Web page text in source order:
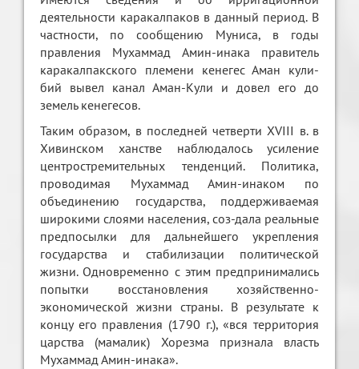
деятельности каракалпаков в данный период. В
частности, по сообщению Муниса, в годы
правления Мухаммад Амин-инака правитель
каракалпакского племени кенегес Аман кули-
бий вывел канал Аман-Кули и довел его до
земель кенегесов.
Таким образом, в последней четверти XVIII в. в
Хивинском ханстве наблюдалось усиление
центростремительных тенденций. Политика,
проводимая Мухаммад Амин-инаком по
объединению государства, поддерживаемая
широкими слоями населения, соз-дала реальные
предпосылки для дальнейшего укрепления
государства и стабилизации политической
жизни. Одновременно с этим предпринимались
попытки восстановления хозяйственно-
экономической жизни страны. В результате к
концу его правления (1790 г.), «вся территория
царства (мамалик) Хорезма признала власть
Мухаммад Амин-инака».